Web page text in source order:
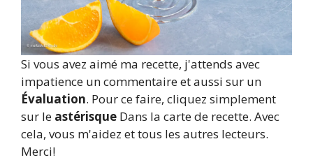
Si vous avez aimé ma recette, j'attends avec
impatience un commentaire et aussi sur un
Évaluation. Pour ce faire, cliquez simplement
sur le astérisque Dans la carte de recette. Avec
cela, vous m'aidez et tous les autres lecteurs.
Merci!